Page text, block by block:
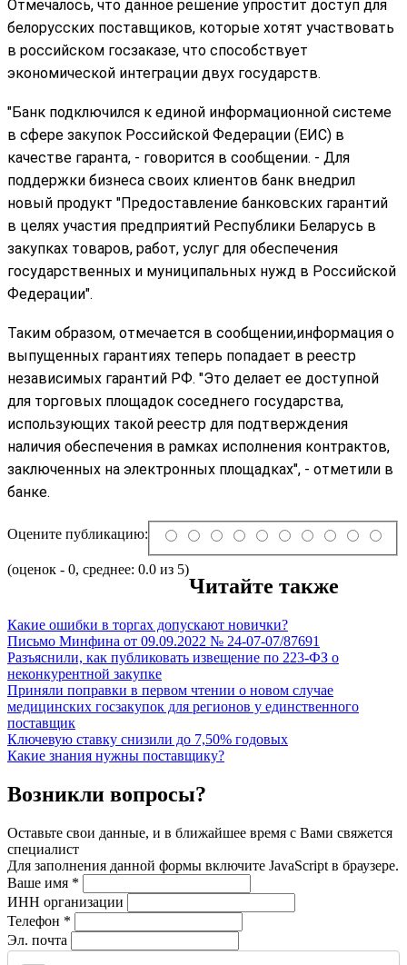
Отмечалось, что данное решение упростит доступ для
белорусских поставщиков, которые хотят участвовать
в российском госзаказе, что способствует
экономической интеграции двух государств.
"Банк подключился к единой информационной системе
в сфере закупок Российской Федерации (ЕИС) в
качестве гаранта, - говорится в сообщении. - Для
поддержки бизнеса своих клиентов банк внедрил
новый продукт "Предоставление банковских гарантий
в целях участия предприятий Республики Беларусь в
закупках товаров, работ, услуг для обеспечения
государственных и муниципальных нужд в Российской
Федерации".
Таким образом, отмечается в сообщении,информация о
выпущенных гарантиях теперь попадает в реестр
независимых гарантий РФ. "Это делает ее доступной
для торговых площадок соседнего государства,
использующих такой реестр для подтверждения
наличия обеспечения в рамках исполнения контрактов,
заключенных на электронных площадках", - отметили в
банке.
Оцените публикацию:
(оценок - 0, среднее: 0.0 из 5)
Читайте также
Какие ошибки в торгах допускают новички?
Письмо Минфина от 09.09.2022 № 24-07-07/87691
Разъяснили, как публиковать извещение по 223-ФЗ о
неконкурентной закупке
Приняли поправки в первом чтении о новом случае
медицинских госзакупок для регионов у единственного
поставщик
Ключевую ставку снизили до 7,50% годовых
Какие знания нужны поставщику?
Возникли вопросы?
Оставьте свои данные, и в ближайшее время с Вами свяжется
специалист
Для заполнения данной формы включите JavaScript в браузере.
Ваше имя *
ИНН организации
Телефон *
Эл. почта